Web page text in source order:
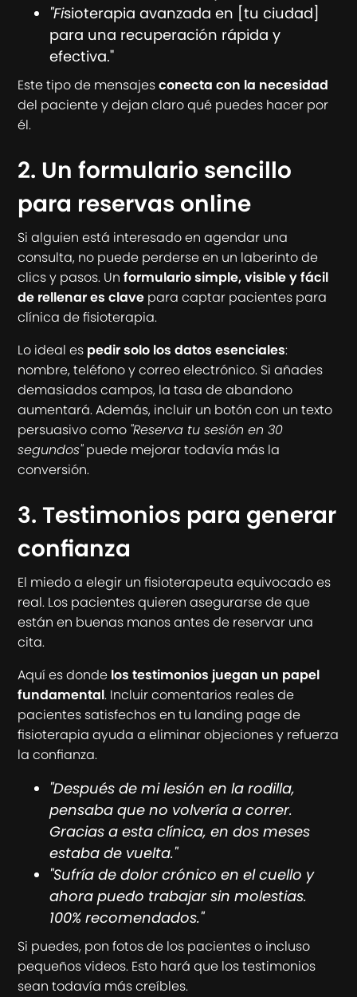
"Fisioterapia avanzada en [tu ciudad]
para una recuperación rápida y
efectiva."
Este tipo de mensajesconecta con la necesidad
del paciente y dejan claro qué puedes hacer por
él.
2. Un formulario sencillo
para reservas online
Si alguien está interesado en agendar una
consulta, no puede perderse en un laberinto de
clics y pasos. Unformulario simple, visible y fácil
de rellenar es clave para captar pacientes para
clínica de fisioterapia.
Lo ideal es pedir solo los datos esenciales:
nombre, teléfono y correo electrónico. Si añades
demasiados campos, la tasa de abandono
aumentará. Además, incluir un botón con un texto
persuasivo como "Reserva tu sesión en 30
segundos"puede mejorar todavía más la
conversión.
3. Testimonios para generar
confianza
El miedo a elegir un fisioterapeuta equivocado es
real. Los pacientes quieren asegurarse de que
están en buenas manos antes de reservar una
cita.
Aquí es donde los testimonios juegan un papel
fundamental. Incluir comentarios reales de
pacientes satisfechos en tu landing page de
fisioterapia ayuda a eliminar objeciones y refuerza
la confianza.
"Después de mi lesión en la rodilla,
pensaba que no volvería a correr.
Gracias a esta clínica, en dos meses
estaba de vuelta."
"Sufría de dolor crónico en el cuello y
ahora puedo trabajar sin molestias.
100% recomendados."
Si puedes, pon fotos de los pacientes o incluso
pequeños videos. Esto hará que los testimonios
sean todavía más creíbles.